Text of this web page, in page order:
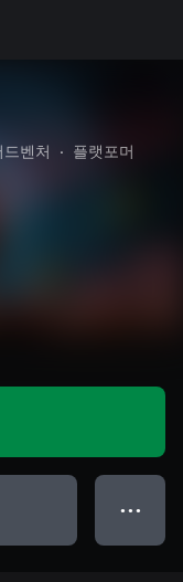
벤처 • 플랫포머
● ● ●